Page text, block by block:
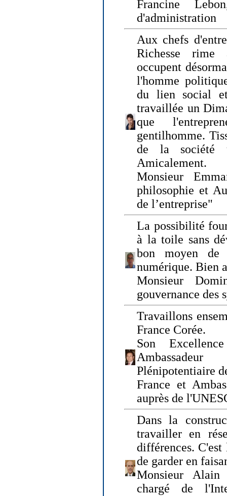
Francine
d'administration
Aux chefs
Richesse rime
occupent
l'homme
du lien social
travaillée un
que
gentilhomme.
de la société
Amicalement.
Monsieur
philosophie et
de l’entreprise"
La possibilité
à la toile sans
bon moyen de
numérique. Bien
Monsieur
gouvernance des
Travaillons
France Corée.
Son
Plénipotentiaire
France et
auprès de
Dans la
travailler en
différences.
de garder en
Monsieur Alain
chargé de